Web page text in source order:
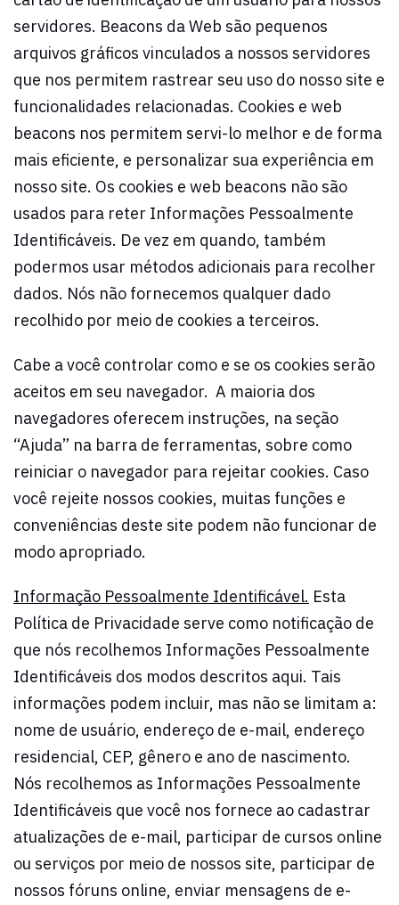
servidores. Beacons da Web são pequenos
arquivos gráficos vinculados a nossos servidores
que nos permitem rastrear seu uso do nosso site e
funcionalidades relacionadas. Cookies e web
beacons nos permitem servi-lo melhor e de forma
mais eficiente, e personalizar sua experiência em
nosso site. Os cookies e web beacons não são
usados para reter Informações Pessoalmente
Identificáveis. De vez em quando, também
podermos usar métodos adicionais para recolher
dados. Nós não fornecemos qualquer dado
recolhido por meio de cookies a terceiros.
Cabe a você controlar como e se os cookies serão
aceitos em seu navegador. A maioria dos
navegadores oferecem instruções, na seção
“Ajuda” na barra de ferramentas, sobre como
reiniciar o navegador para rejeitar cookies. Caso
você rejeite nossos cookies, muitas funções e
conveniências deste site podem não funcionar de
modo apropriado.
Informação Pessoalmente Identificável. Esta
Política de Privacidade serve como notificação de
que nós recolhemos Informações Pessoalmente
Identificáveis dos modos descritos aqui. Tais
informações podem incluir, mas não se limitam a:
nome de usuário, endereço de e-mail, endereço
residencial, CEP, gênero e ano de nascimento.
Nós recolhemos as Informações Pessoalmente
Identificáveis que você nos fornece ao cadastrar
atualizações de e-mail, participar de cursos online
ou serviços por meio de nossos site, participar de
nossos fóruns online, enviar mensagens de e-